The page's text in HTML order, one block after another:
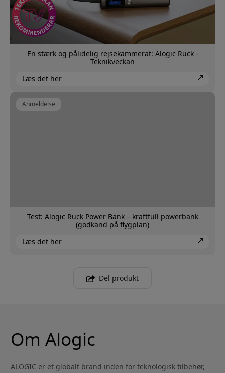
En stærk og pålidelig rejsekammerat: Alogic Ruck -
Teknikveckan
Læs det her
Anmeldelse
Test: Alogic Ruck Power Bank – kraftfull powerbank
(godkänd på flygplan)
Læs det her
Del produkt
Om Alogic
ALOGIC er et globalt brand inden for teknologisk tilbehør,